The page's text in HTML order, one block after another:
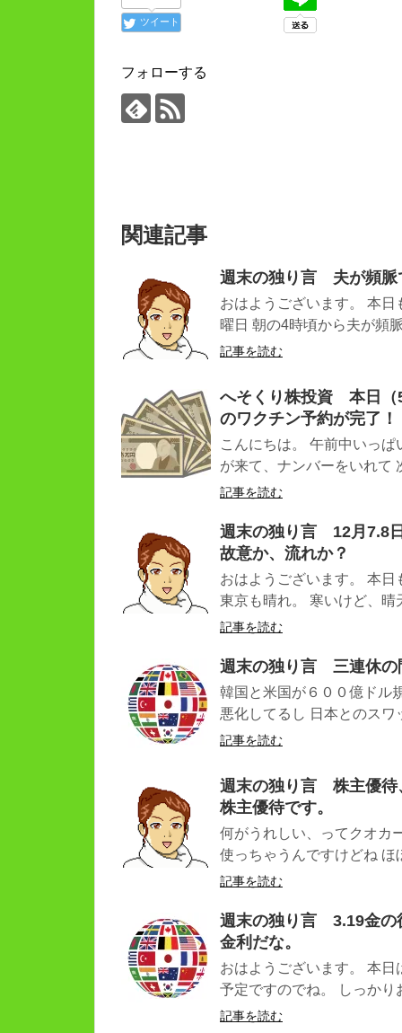
ツイート
フォローする
関連記事
週末の独り言 夫が頻脈
おはようございます。 本
曜日 朝の4時頃から夫が頻
記事を読む
へそくり株投資 本日（
のワクチン予約が完了！
こんにちは。 午前中いっ
が来て、ナンバーをいれて
記事を読む
週末の独り言 12月7.8
故意か、流れか？
おはようございます。 本
東京も晴れ。 寒いけど、晴
記事を読む
週末の独り言 三連休の
韓国と米国が６００億ドル
悪化してるし 日本とのス
記事を読む
週末の独り言 株主優待
株主優待です。
何がうれしい、ってクオカ
使っちゃうんですけどね ほ
記事を読む
週末の独り言 3.19金の
金利だな。
おはようございます。 本
予定ですのでね。 しっかり
記事を読む